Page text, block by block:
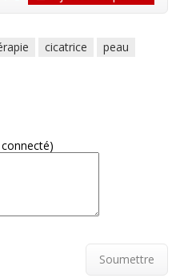
cicatrice
peau
Soumettre